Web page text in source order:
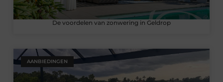
De voordelen van zonwering in Geldrop
AANBIEDINGEN